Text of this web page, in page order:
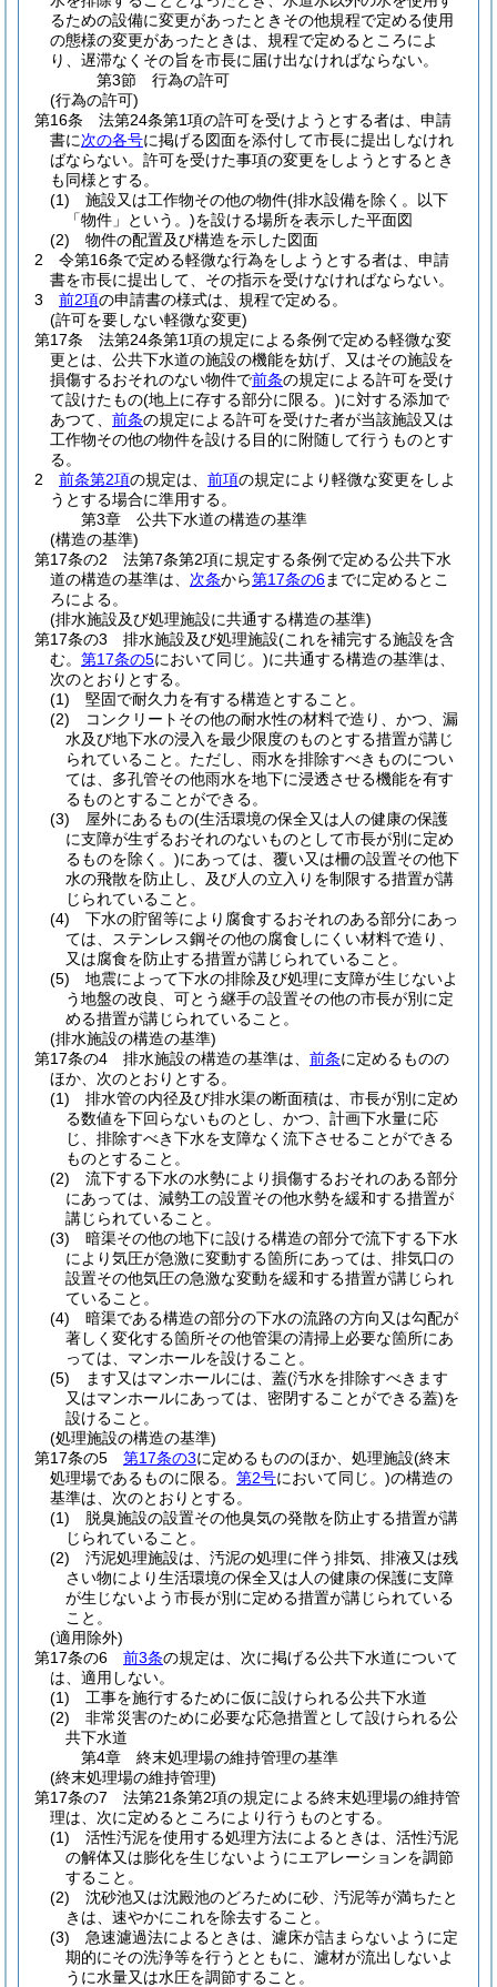
るための設備に変更があったときその他規程で定める使用
の態様の変更があったときは、規程で定めるところによ
り、遅滞なくその旨を市長に届け出なければならない。
第3節
行為の許可
(行為の許可)
第16条
法第24条第1項の許可を受けようとする者は、申請
書に次の各号に掲げる図面を添付して市長に提出しなけれ
ばならない。 許可を受けた事項の変更をしようとするとき
も同様とする。
(1)
施設又は工作物その他の物件(排水設備を除く。以下
「物件」という。)を設ける場所を表示した平面図
(2)
物件の配置及び構造を示した図面
2
令第16条で定める軽微な行為をしようとする者は、申請
書を市長に提出して、その指示を受けなければならない。
3
前2項の申請書の様式は、規程で定める。
(許可を要しない軽微な変更)
第17条
法第24条第1項の規定による条例で定める軽微な変
更とは、公共下水道の施設の機能を妨げ、又はその施設を
損傷するおそれのない物件で前条の規定による許可を受け
て設けたもの(地上に存する部分に限る。)に対する添加で
あつて、 前条の規定による許可を受けた者が当該施設又は
工作物その他の物件を設ける目的に附随して行うものとす
る。
2
前条第2項の規定は、 前項の規定により軽微な変更をしよ
うとする場合に準用する。
第3章
公共下水道の構造の基準
(構造の基準)
第17条の2
法第7条第2項に規定する条例で定める公共下水
道の構造の基準は、 次条から第17条の6までに定めるとこ
ろによる。
(排水施設及び処理施設に共通する構造の基準)
第17条の3
排水施設及び処理施設(これを補完する施設を含
む。 第17条の5において同じ。)に共通する構造の基準は、
次のとおりとする。
(1)
堅固で耐久力を有する構造とすること。
(2)
コンクリートその他の耐水性の材料で造り、かつ、漏
水及び地下水の浸入を最少限度のものとする措置が講じ
られていること。 ただし、雨水を排除すべきものについ
ては、多孔管その他雨水を地下に浸透させる機能を有す
るものとすることができる。
(3)
屋外にあるもの(生活環境の保全又は人の健康の保護
に支障が生ずるおそれのないものとして市長が別に定め
るものを除く。)にあっては、覆い又は柵の設置その他下
水の飛散を防止し、及び人の立入りを制限する措置が講
じられていること。
(4)
下水の貯留等により腐食するおそれのある部分にあっ
ては、ステンレス鋼その他の腐食しにくい材料で造り、
又は腐食を防止する措置が講じられていること。
(5)
地震によって下水の排除及び処理に支障が生じないよ
う地盤の改良、可とう継手の設置その他の市長が別に定
める措置が講じられていること。
(排水施設の構造の基準)
第17条の4
排水施設の構造の基準は、 前条に定めるものの
ほか、次のとおりとする。
(1)
排水管の内径及び排水渠の断面積は、市長が別に定め
る数値を下回らないものとし、かつ、計画下水量に応
じ、排除すべき下水を支障なく流下させることができる
ものとすること。
(2)
流下する下水の水勢により損傷するおそれのある部分
にあっては、減勢工の設置その他水勢を緩和する措置が
講じられていること。
(3)
暗渠その他の地下に設ける構造の部分で流下する下水
により気圧が急激に変動する箇所にあっては、排気口の
設置その他気圧の急激な変動を緩和する措置が講じられ
ていること。
(4)
暗渠である構造の部分の下水の流路の方向又は勾配が
著しく変化する箇所その他管渠の清掃上必要な箇所にあ
っては、マンホールを設けること。
(5)
ます又はマンホールには、蓋(汚水を排除すべきます
又はマンホールにあっては、密閉することができる蓋)を
設けること。
(処理施設の構造の基準)
第17条の5
第17条の3に定めるもののほか、処理施設(終末
処理場であるものに限る。 第2号において同じ。)の構造の
基準は、次のとおりとする。
(1)
脱臭施設の設置その他臭気の発散を防止する措置が講
じられていること。
(2)
汚泥処理施設は、汚泥の処理に伴う排気、排液又は残
さい物により生活環境の保全又は人の健康の保護に支障
が生じないよう市長が別に定める措置が講じられている
こと。
(適用除外)
第17条の6
前3条の規定は、次に掲げる公共下水道について
は、適用しない。
(1)
工事を施行するために仮に設けられる公共下水道
(2)
非常災害のために必要な応急措置として設けられる公
共下水道
第4章
終末処理場の維持管理の基準
(終末処理場の維持管理)
第17条の7
法第21条第2項の規定による終末処理場の維持管
理は、次に定めるところにより行うものとする。
(1)
活性汚泥を使用する処理方法によるときは、活性汚泥
の解体又は膨化を生じないようにエアレーションを調節
すること。
(2)
沈砂池又は沈殿池のどろために砂、汚泥等が満ちたと
きは、速やかにこれを除去すること。
(3)
急速濾過法によるときは、濾床が詰まらないように定
期的にその洗浄等を行うとともに、濾材が流出しないよ
うに水量又は水圧を調節すること。